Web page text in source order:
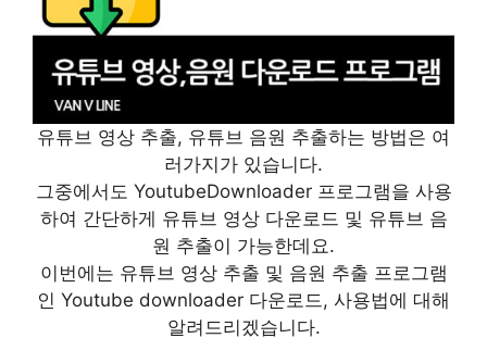
유튜브 영상 추출, 유튜브 음원 추출하는 방법은 여
러가지가 있습니다.
그중에서도 YoutubeDownloader 프로그램을 사용
하여 간단하게 유튜브 영상 다운로드 및 유튜브 음
원 추출이 가능한데요.
이번에는 유튜브 영상 추출 및 음원 추출 프로그램
인 Youtube downloader 다운로드, 사용법에 대해
알려드리겠습니다.